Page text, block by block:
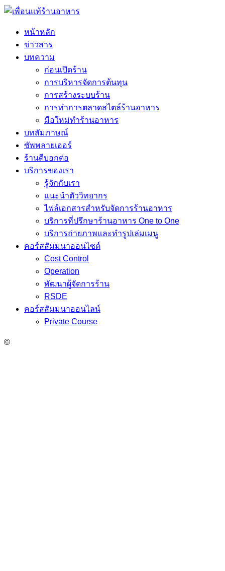
หน้าหลัก
ข่าวสาร
บทความ
ก่อนเปิดร้าน
การบริหารจัดการต้นทุน
การสร้างระบบร้าน
การทำการตลาดสไตล์ร้านอาหาร
มือใหม่ทำร้านอาหาร
บทสัมภาษณ์
ซัพพลายเออร์
ร้านดีบอกต่อ
บริการของเรา
รู้จักกับเรา
แนะนำตัววิทยากร
ไฟล์เอกสารสำหรับจัดการร้านอาหาร
บริการที่ปรึกษาร้านอาหาร One to One
บริการถ่ายภาพและทำรูปเล่มเมนู
คอร์สสัมมนาออนไซต์
Cost Control
Operation
พัฒนาผู้จัดการร้าน
RSDE
คอร์สสัมมนาออนไลน์
Private Course
©